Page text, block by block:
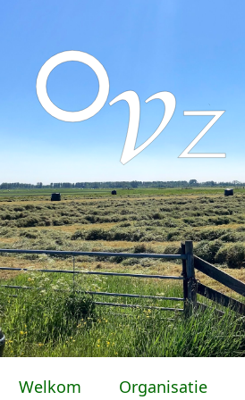
Welkom Organisatie